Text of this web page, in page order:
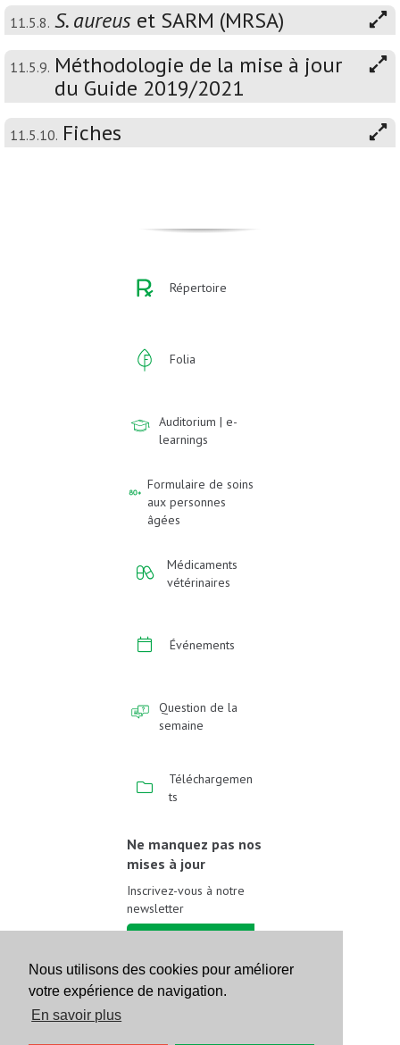
Nous utilisons des cookies pour améliorer
votre expérience de navigation.
En savoir plus
11.5.8. S. aureus et SARM (MRSA)
11.5.9. Méthodologie de la mise à jour
du Guide 2019/2021
11.5.10. Fiches
Répertoire
Folia
Auditorium | e-
learnings
Formulaire de soins
aux personnes
âgées
Médicaments
vétérinaires
Événements
Question de la
semaine
Téléchargemen
ts
Ne manquez pas nos
mises à jour
Inscrivez-vous à notre
newsletter
Suivez-nous sur les